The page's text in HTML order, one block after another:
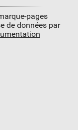
pages
de données par